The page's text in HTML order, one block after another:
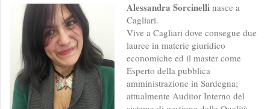
Alessandra Sorcinelli nasce a
Cagliari.
Vive a Cagliari dove consegue due
lauree in materie giuridico
economiche ed il master come
Esperto della pubblica
amministrazione in Sardegna;
attualmente Auditor Interno del